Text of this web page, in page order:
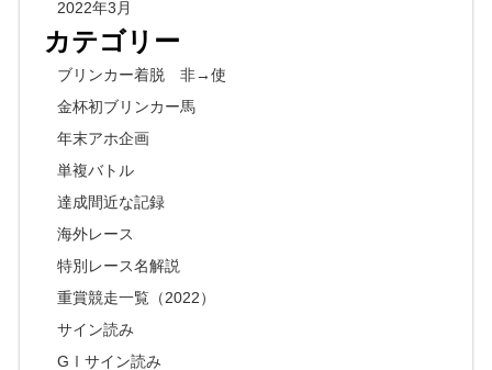
2022年3月
カテゴリー
ブリンカー着脱 非→使
金杯初ブリンカー馬
年末アホ企画
単複バトル
達成間近な記録
海外レース
特別レース名解説
重賞競走一覧（2022）
サイン読み
GⅠサイン読み